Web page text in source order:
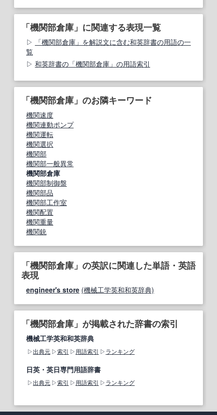
「機関部倉庫」に関連する表現一覧
「機関部倉庫」を解説文に含む和英辞書の用語の一
覧
和英辞書の「機関部倉庫」の用語索引
「機関部倉庫」のお隣キーワード
機関速度
機関連動ポンプ
機関運転
機関選択
機関部
機関部一般異常
機関部倉庫
機関部制御盤
機関部品
機関部工作室
機関配置
機関重量
機関銃
「機関部倉庫」の英訳に関連した単語・英語
表現
engineer's store (機械工学英和和英辞典)
「機関部倉庫」が掲載された辞書の索引
機械工学英和和英辞典
出典元 索引 用語索引 ランキング
日英・英日専門用語辞書
出典元 索引 用語索引 ランキング